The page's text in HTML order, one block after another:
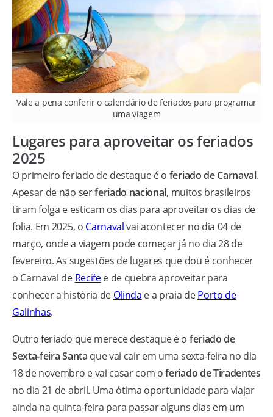
Vale a pena conferir o calendário de feriados para programar
uma viagem
Lugares para aproveitar os feriados
2025
O primeiro feriado de destaque é o feriado de Carnaval.
Apesar de não serferiado nacional, muitos brasileiros
tiram folga e esticam os dias para aproveitar os dias de
folia. Em 2025, o Carnavalvai acontecer no dia 04 de
março, onde a viagem pode começar já no dia 28 de
fevereiro. As sugestões de lugares que dou é conhecer
o Carnaval de Recifee de quebra aproveitar para
conhecer a história de Olinda e a praia dePorto de
Galinhas.
Outro feriado que merece destaque é o feriado de
Sexta-feira Santa que vai cair em uma sexta-feira no dia
18 de novembro e vai casar com oferiado de Tiradentes
no dia 21 de abril. Uma ótima oportunidade para viajar
ainda na quinta-feira para passar alguns dias em um